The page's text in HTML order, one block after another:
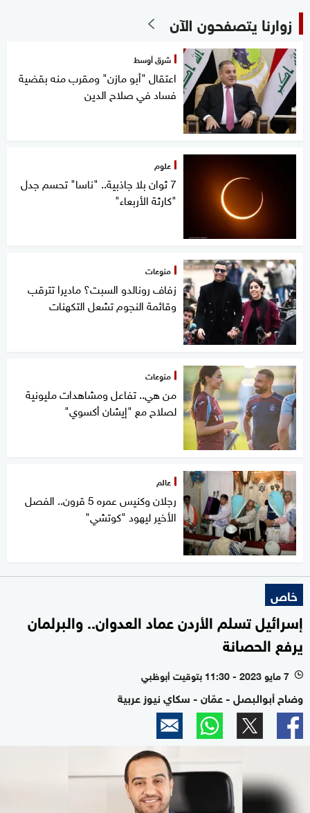
زوارنا يتصفحون الآن
شرق أوسط
اعتقال "أبو مازن" ومقرب منه بقضية
فساد في صلاح الدين
علوم
7 ثوان بلا جاذبية.. "ناسا" تحسم جدل
"كارثة الأربعاء"
منوعات
زفاف رونالدو السبت؟ ماديرا تترقب
وقائمة النجوم تشعل التكهنات
منوعات
من هي.. تفاعل ومشاهدات مليونية
لصلاح مع "إيشان أكسوي"
عالم
رجلان وكنيس عمره 5 قرون.. الفصل
الأخير ليهود "كوتشي"
خاص
إسرائيل تسلم الأردن عماد العدوان.. والبرلمان
يرفع الحصانة
l 7 مايو 2023 - 11:30 بتوقيت أبوظبي
وضاح أبوالبصل - عمّان - سكاي نيوز عربية